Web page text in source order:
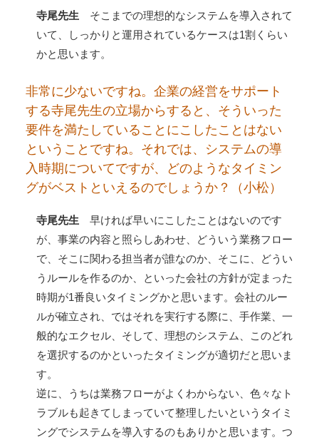
寺尾先生
そこまでの理想的なシステムを導入されて
いて、しっかりと運用されているケースは1割くらい
かと思います。
非常に少ないですね。企業の経営をサポート
する寺尾先生の立場からすると、そういった
要件を満たしていることにこしたことはない
ということですね。それでは、システムの導
入時期についてですが、どのようなタイミン
グがベストといえるのでしょうか？（小松）
寺尾先生
早ければ早いにこしたことはないのです
が、事業の内容と照らしあわせ、どういう業務フロー
で、そこに関わる担当者が誰なのか、そこに、どうい
うルールを作るのか、といった会社の方針が定まった
時期が1番良いタイミングかと思います。会社のルー
ルが確立され、ではそれを実行する際に、手作業、一
般的なエクセル、そして、理想のシステム、このどれ
を選択するのかといったタイミングが適切だと思いま
す。
逆に、うちは業務フローがよくわからない、色々なト
ラブルも起きてしまっていて整理したいというタイミ
ングでシステムを導入するのもありかと思います。つ